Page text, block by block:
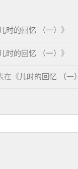
儿时的回忆 （一） 》
儿时的回忆 （一） 》
在《 儿时的回忆 （一）